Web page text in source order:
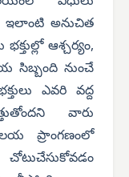
ఇలాంటి అనుచిత
ఆశ్చర్యం,
సిబ్బంది నుంచే
ఎవరి వద్ద
వారు
ప్రాంగణంలో
చోటుచేసుకోవడం